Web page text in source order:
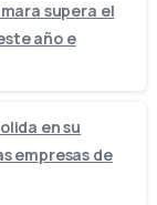
supera el
año e
en su
empresas de